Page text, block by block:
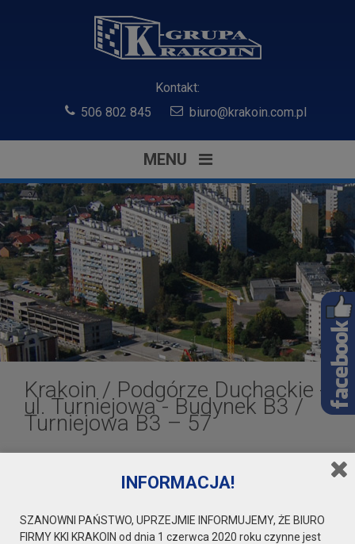
Kontakt:
506 802 845
biuro@krakoin.com.pl
MENU
Krakoin / Podgórze Duchackie -
ul. Turniejowa - Budynek B3/
Turniejowa B3 – 57
Turniejowa B3 – 57
INFORMACJA!
SZANOWNI PAŃSTWO, UPRZEJMIE INFORMUJEMY, ŻE BIURO
FIRMY KKI KRAKOIN od dnia 1 czerwca 2020 roku czynne jest